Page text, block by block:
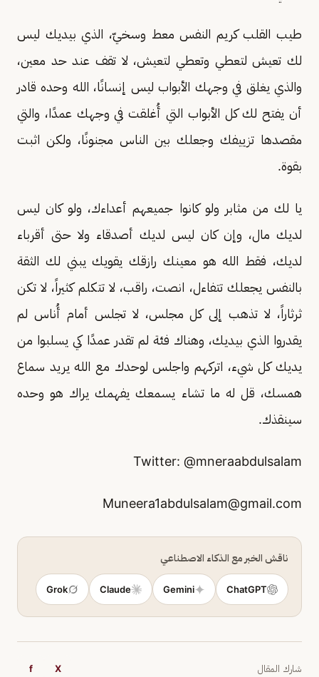
طيب القلب كريم النفس معط وسخيّ، الذي بيديك ليس
لك تعيش لتعطي وتعطي لتعيش، لا تقف عند حد معين،
والذي يغلق في وجهك الأبواب ليس إنسانًا، الله وحده قادر
أن يفتح لك كل الأبواب التي أُغلقت في وجهك عمدًا، والتي
مقصدها تزييفك وجعلك بين الناس مجنونًا، ولكن اثبت
بقوة.
يا لك من مثابر ولو كانوا جميعهم أعداءك، ولو كان ليس
لديك مال، وإن كان ليس لديك أصدقاء ولا حتى أقرباء
لديك، فقط الله هو معينك رازقك يقويك يبني لك الثقة
بالنفس يجعلك تتفاءل، انصت، راقب، لا تتكلم كثيراً، لا تكن
ثرثاراً، لا تذهب إلى كل مجلس، لا تجلس أمام أُناس لم
يقدروا الذي بيديك، وهناك فئة لم تقدر عمدًا كي يسلبوا من
يديك كل شيء، اتركهم واجلس لوحدك مع الله يريد سماع
همسك، قل له ما تشاء يسمعك يفهمك يراك هو وحده
سينقذك.
Twitter: @mneraabdulsalam
Muneera1abdulsalam@gmail.com
ناقش الخبر مع الذكاء الاصطناعي
ChatGPT
Gemini
Claude
Grok
شارك المقال X
f